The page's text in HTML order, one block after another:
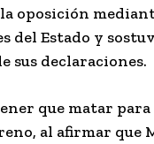
oposición
del Estado y
sus declaraciones.
que matar para
al afirmar que